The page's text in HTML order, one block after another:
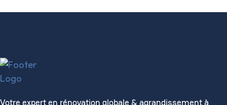
Votre expert en rénovation globale & agrandissement à